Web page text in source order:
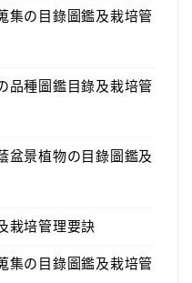
集の目錄圖鑑及栽培管
品種圖鑑目錄及栽培管
盆景植物の目錄圖鑑及
栽培管理要訣
集の目錄圖鑑及栽培管